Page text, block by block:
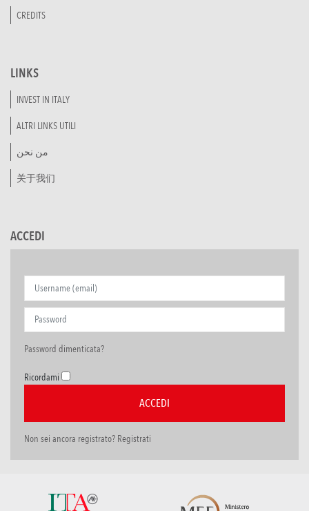
CREDITS
LINKS
INVEST IN ITALY
ALTRI LINKS UTILI
من نحن
关于我们
ACCEDI
Password dimenticata?
Ricordami
Non sei ancora registrato? Registrati